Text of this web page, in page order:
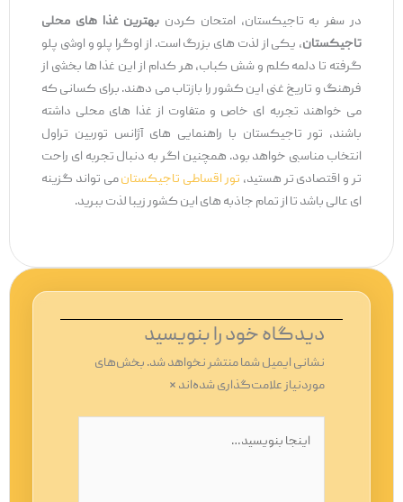
در سفر به تاجیکستان، امتحان کردنبهترین غذا های محلی
تاجیکستان، یکی از لذت ‌های بزرگ است. از اوگرا پلو و اوشی پلو
گرفته تا دلمه کلم و شش کباب، هر کدام از این غذا ها بخشی از
فرهنگ و تاریخ غنی این کشور را بازتاب می ‌دهند. برای کسانی که
می ‌خواهند تجربه‌ ای خاص و متفاوت از غذا های محلی داشته
باشند، تور تاجیکستان با راهنمایی ‌های آژانس توربین تراول
انتخاب مناسبی خواهد بود. همچنین اگر به دنبال تجربه ‌ای راحت
‌تر و اقتصادی ‌تر هستید،تور اقساطی تاجیکستانمی ‌تواند گزینه
‌ای عالی باشد تا از تمام جاذبه ‌های این کشور زیبا لذت ببرید.
دیدگاه‌ خود را بنویسید
نشانی ایمیل شما منتشر نخواهد شد.بخش‌های
موردنیاز علامت‌گذاری شده‌اند*
بنویسید…